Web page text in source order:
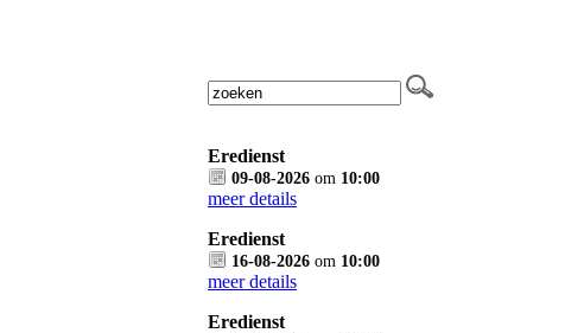
Eredienst
09-08-2026 om 10:00
meer details
Eredienst
16-08-2026 om 10:00
meer details
Eredienst